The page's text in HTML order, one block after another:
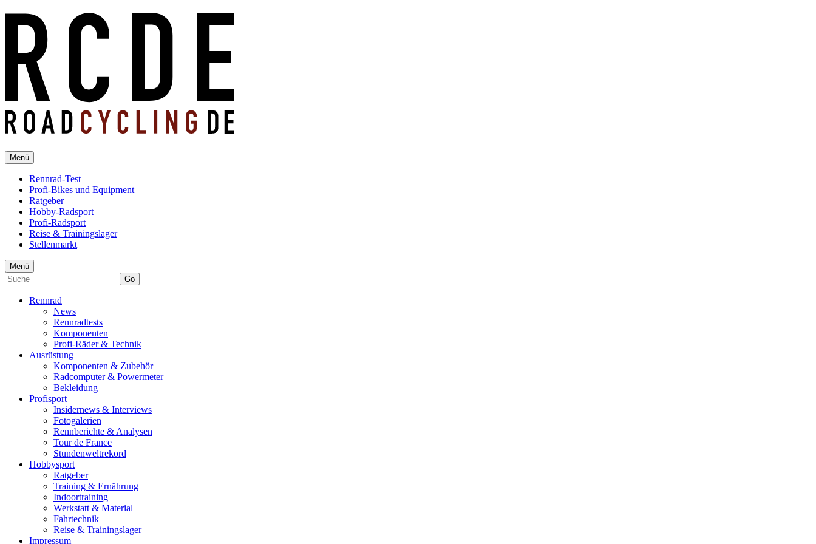
Menü
Rennrad-Test
Profi-Bikes und Equipment
Ratgeber
Hobby-Radsport
Profi-Radsport
Reise & Trainingslager
Stellenmarkt
Menü
Go
Rennrad
News
Rennradtests
Komponenten
Profi-Räder & Technik
Ausrüstung
Komponenten & Zubehör
Radcomputer & Powermeter
Bekleidung
Profisport
Insidernews & Interviews
Fotogalerien
Rennberichte & Analysen
Tour de France
Stundenweltrekord
Hobbysport
Ratgeber
Training & Ernährung
Indoortraining
Werkstatt & Material
Fahrtechnik
Reise & Trainingslager
Impressum